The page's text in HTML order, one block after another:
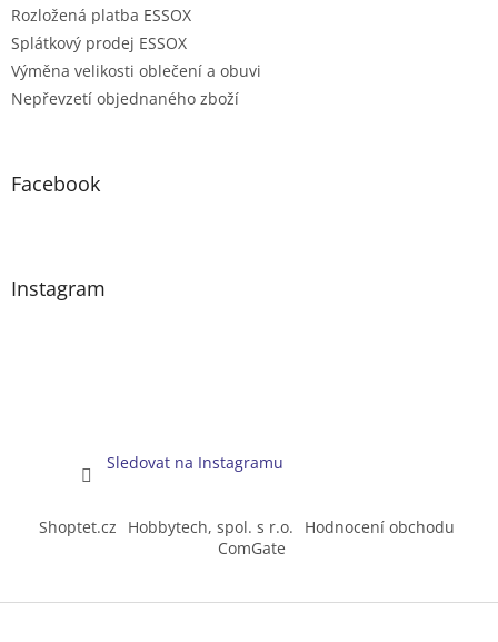
Rozložená platba ESSOX
Splátkový prodej ESSOX
Výměna velikosti oblečení a obuvi
Nepřevzetí objednaného zboží
Facebook
Instagram
Sledovat na Instagramu
Shoptet.cz Hobbytech, spol. s r.o.
Hodnocení obchodu
ComGate